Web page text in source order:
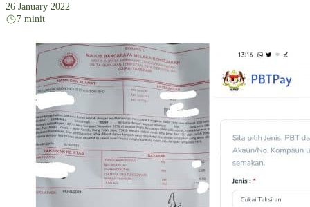
26 January 2022
7 minit